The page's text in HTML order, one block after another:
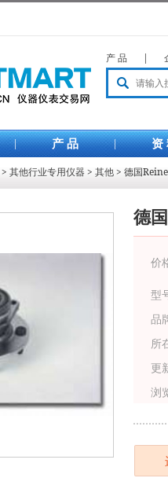
产 品 |
| 产 品 | 资
> 其他行业专用仪器> 其他> 德国
德
价
型
品
所
更
浏